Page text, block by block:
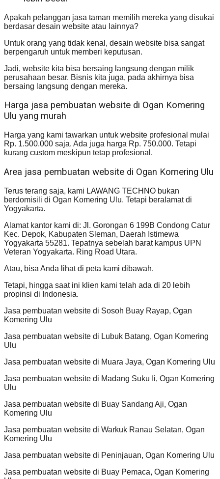
Apakah pelanggan jasa taman memilih mereka yang disukai
berdasar desain website atau lainnya?
Untuk orang yang tidak kenal, desain website bisa sangat
berpengaruh untuk memberi keputusan.
Jadi, website kita bisa bersaing langsung dengan milik
perusahaan besar. Bisnis kita juga, pada akhirnya bisa
bersaing langsung dengan mereka.
Harga jasa pembuatan website di Ogan Komering
Ulu yang murah
Harga yang kami tawarkan untuk website profesional mulai
Rp. 1.500.000 saja. Ada juga harga Rp. 750.000. Tetapi
kurang custom meskipun tetap profesional.
Area jasa pembuatan website di Ogan Komering Ulu
Terus terang saja, kami LAWANG TECHNO bukan
berdomisili di Ogan Komering Ulu. Tetapi beralamat di
Yogyakarta.
Alamat kantor kami di: Jl. Gorongan 6 199B Condong Catur
Kec. Depok, Kabupaten Sleman, Daerah Istimewa
Yogyakarta 55281. Tepatnya sebelah barat kampus UPN
Veteran Yogyakarta. Ring Road Utara.
Atau, bisa Anda lihat di peta kami dibawah.
Tetapi, hingga saat ini klien kami telah ada di 20 lebih
propinsi di Indonesia.
Jasa pembuatan website di Sosoh Buay Rayap, Ogan
Komering Ulu
Jasa pembuatan website di Lubuk Batang, Ogan Komering
Ulu
Jasa pembuatan website di Muara Jaya, Ogan Komering Ulu
Jasa pembuatan website di Madang Suku Ii, Ogan Komering
Ulu
Jasa pembuatan website di Buay Sandang Aji, Ogan
Komering Ulu
Jasa pembuatan website di Warkuk Ranau Selatan, Ogan
Komering Ulu
Jasa pembuatan website di Peninjauan, Ogan Komering Ulu
Jasa pembuatan website di Buay Pemaca, Ogan Komering